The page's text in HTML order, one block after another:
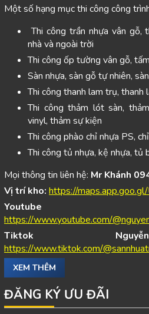
Một số hạng mục thi công công
Thi công trần nhựa vân gỗ,
nhà và ngoài trời
Thi công ốp tường vân gỗ,
Sàn nhựa, sàn gỗ tự nhiên,
Thi công thanh lam trụ,
Thi công thảm lót sàn,
vinyl, thảm sự kiện
Thi công phào chỉ nhựa PS,
Thi công tủ nhựa, kệ nhựa, tủ
Mọi thông tin liên hệ: Mr Khánh
Vị trí kho: https://
Youtube
https://www.youtube.com/
Tiktok
https://www.tiktok.com/
XEM THÊM
ĐĂNG KÝ ƯU ĐÃI